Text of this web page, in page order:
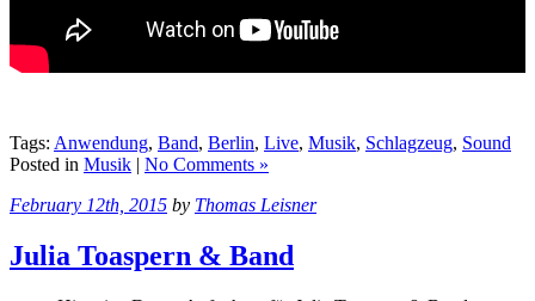
Tags: Anwendung, Band, Berlin, Live, Musik, Schlagzeug, Sound
Posted in Musik | No Comments »
February 12th, 2015 by Thomas Leisner
Julia Toaspern & Band